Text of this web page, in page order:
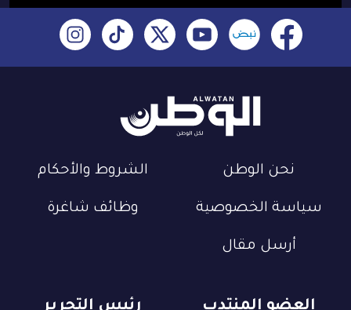
نحن الوطن الشروط والأحكام
سياسة الخصوصية وظائف شاغرة
أرسل مقال